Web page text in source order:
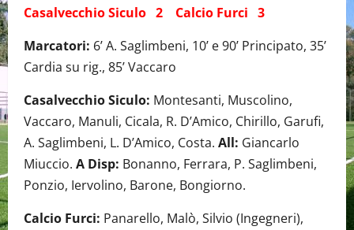
Casalvecchio Siculo 2 Calcio Furci 3
Marcatori: 6’ A. Saglimbeni, 10’ e 90’ Principato, 35’
Cardia su rig., 85’ Vaccaro
Casalvecchio Siculo: Montesanti, Muscolino,
Vaccaro, Manuli, Cicala, R. D’Amico, Chirillo, Garufi,
A. Saglimbeni, L. D’Amico, Costa. All: Giancarlo
Miuccio. A Disp: Bonanno, Ferrara, P. Saglimbeni,
Ponzio, Iervolino, Barone, Bongiorno.
Calcio Furci: Panarello, Malò, Silvio (Ingegneri),